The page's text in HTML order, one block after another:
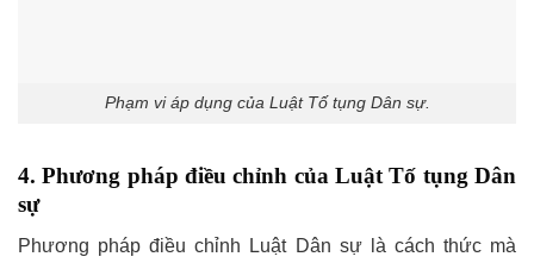
Phạm vi áp dụng của Luật Tố tụng Dân sự.
4. Phương pháp điều chỉnh của Luật Tố tụng Dân
sự
Phương pháp điều chỉnh Luật Dân sự là cách thức mà